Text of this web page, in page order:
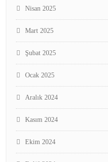
Nisan 2025
Mart 2025
Şubat 2025
Ocak 2025
Aralık 2024
Kasım 2024
Ekim 2024